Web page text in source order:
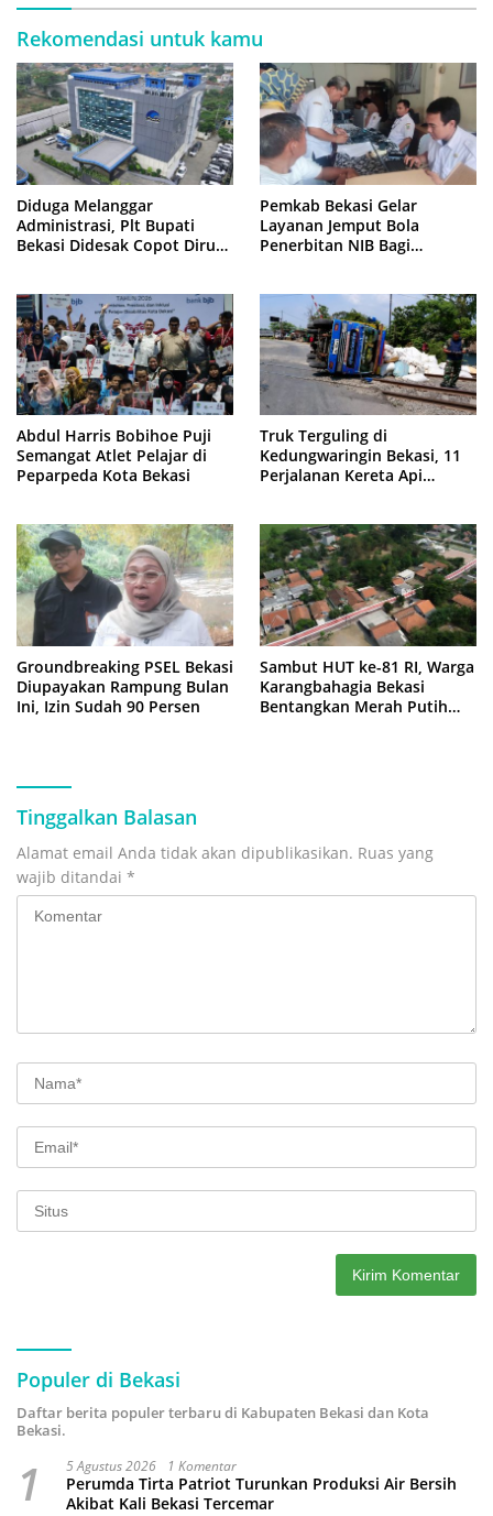
Rekomendasi untuk kamu
Diduga Melanggar
Administrasi, Plt Bupati
Bekasi Didesak Copot Dirum
Pemkab Bekasi Gelar
Layanan Jemput Bola
Penerbitan NIB Bagi
Abdul Harris Bobihoe Puji
Semangat Atlet Pelajar di
Peparpeda Kota Bekasi
Truk Terguling di
Kedungwaringin Bekasi, 11
Perjalanan Kereta Api
Groundbreaking PSEL Bekasi
Diupayakan Rampung Bulan
Ini, Izin Sudah 90 Persen
Sambut HUT ke-81 RI, Warga
Karangbahagia Bekasi
Bentangkan Merah Putih
Tinggalkan Balasan
Alamat email Anda tidak akan dipublikasikan. Ruas yang
wajib ditandai *
Populer di Bekasi
Daftar berita populer terbaru di Kabupaten Bekasi dan Kota
Bekasi.
1 5 Agustus 2026 1 Komentar
Perumda Tirta Patriot Turunkan Produksi Air Bersih
Akibat Kali Bekasi Tercemar